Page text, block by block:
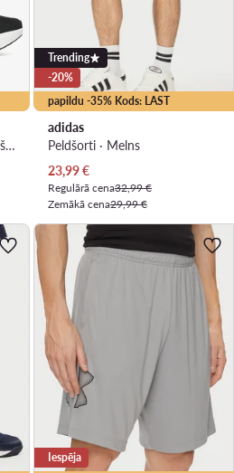
Duramo RC2 JS4429 · Skriešanas apavi
papildu -35% Kods: LAST
Trending
-20%
adidas
Peldšorti · Melns
Pašreizējā cena
23,99€
Regulārā cena32,99 €
Zemākā cena29,99 €
Iespēja